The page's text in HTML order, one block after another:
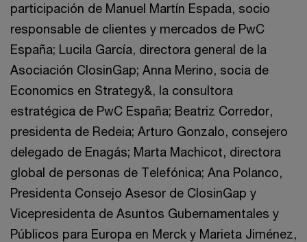
participación de Manuel Martín Espada, socio
responsable de clientes y mercados de PwC
España; Lucila García, directora general de la
Asociación ClosinGap; Anna Merino, socia de
Economics en Strategy&, la consultora
estratégica de PwC España; Beatriz Corredor,
presidenta de Redeia; Arturo Gonzalo, consejero
delegado de Enagás; Marta Machicot, directora
global de personas de Telefónica; Ana Polanco,
Presidenta Consejo Asesor de ClosinGap y
Vicepresidenta de Asuntos Gubernamentales y
Públicos para Europa en Merck y Marieta Jiménez,